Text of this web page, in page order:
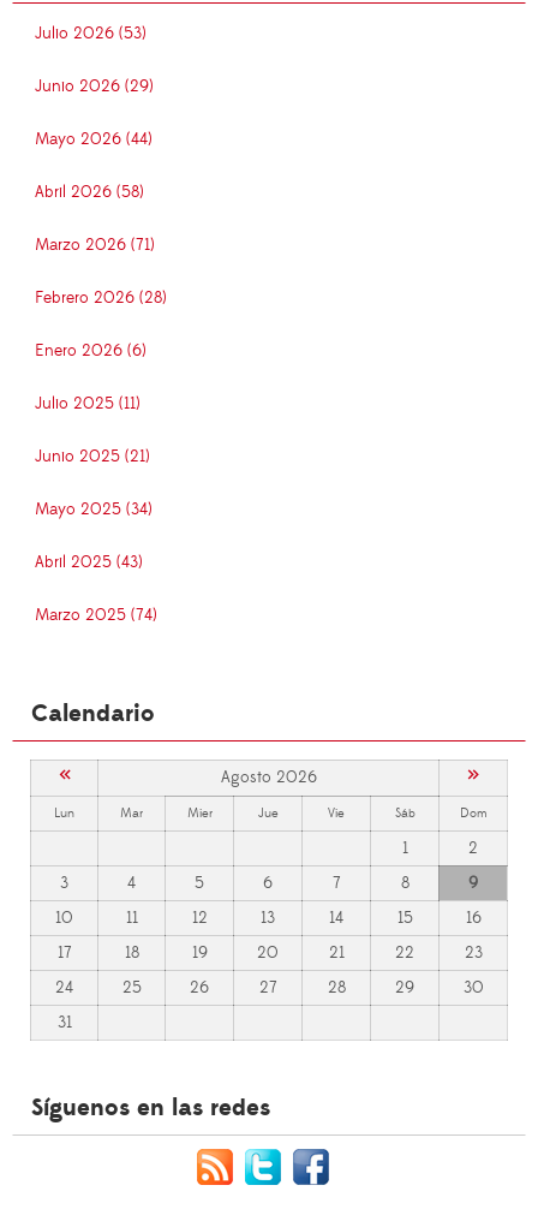
Julio 2026 (53)
Junio 2026 (29)
Mayo 2026 (44)
Abril 2026 (58)
Marzo 2026 (71)
Febrero 2026 (28)
Enero 2026 (6)
Julio 2025 (11)
Junio 2025 (21)
Mayo 2025 (34)
Abril 2025 (43)
Marzo 2025 (74)
Calendario
« Agosto 2026 »
Lun Mar Mier Jue Vie Sáb Dom
1
2
3
4 5 6 7 8
9
10
11 12 13 14 15
16
17
18 19 20 21 22
23
24
25 26 27 28 29
30
31
Síguenos en las redes